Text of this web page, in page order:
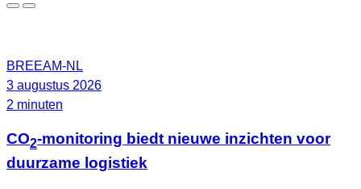
BREEAM-NL
3 augustus 2026
2 minuten
CO2-monitoring biedt nieuwe inzichten voor
duurzame logistiek